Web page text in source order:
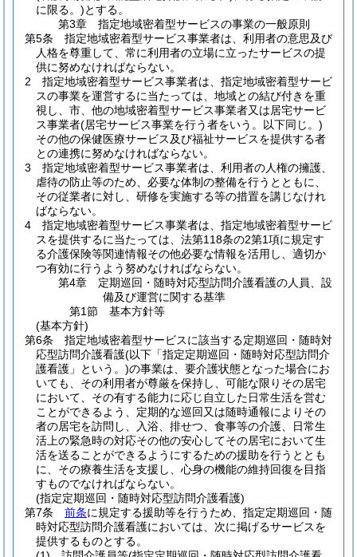
に限る。)とする。
第3章
指定地域密着型サービスの事業の一般原則
第5条
指定地域密着型サービス事業者は、利用者の意思及び
人格を尊重して、常に利用者の立場に立ったサービスの提
供に努めなければならない。
2
指定地域密着型サービス事業者は、指定地域密着型サービ
スの事業を運営するに当たっては、地域との結び付きを重
視し、市、他の地域密着型サービス事業者又は居宅サービ
ス事業者(居宅サービス事業を行う者をいう。以下同じ。)
その他の保健医療サービス及び福祉サービスを提供する者
との連携に努めなければならない。
3
指定地域密着型サービス事業者は、利用者の人権の擁護、
虐待の防止等のため、必要な体制の整備を行うとともに、
その従業者に対し、研修を実施する等の措置を講じなけれ
ばならない。
4
指定地域密着型サービス事業者は、指定地域密着型サービ
スを提供するに当たっては、法第118条の2第1項に規定す
る介護保険等関連情報その他必要な情報を活用し、適切か
つ有効に行うよう努めなければならない。
第4章
定期巡回・随時対応型訪問介護看護の人員、設
備及び運営に関する基準
第1節
基本方針等
(基本方針)
第6条
指定地域密着型サービスに該当する定期巡回・随時対
応型訪問介護看護(以下「指定定期巡回・随時対応型訪問介
護看護」という。)の事業は、要介護状態となった場合にお
いても、その利用者が尊厳を保持し、可能な限りその居宅
において、その有する能力に応じ自立した日常生活を営む
ことができるよう、定期的な巡回又は随時通報によりその
者の居宅を訪問し、入浴、排せつ、食事等の介護、日常生
活上の緊急時の対応その他の安心してその居宅において生
活を送ることができるようにするための援助を行うととも
に、その療養生活を支援し、心身の機能の維持回復を目指
すものでなければならない。
(指定定期巡回・随時対応型訪問介護看護)
第7条
前条に規定する援助等を行うため、指定定期巡回・随
時対応型訪問介護看護においては、次に掲げるサービスを
提供するものとする。